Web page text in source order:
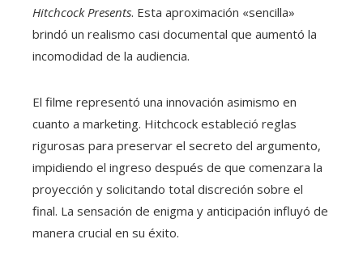
Hitchcock Presents. Esta aproximación «sencilla»
brindó un realismo casi documental que aumentó la
incomodidad de la audiencia.
El filme representó una innovación asimismo en
cuanto a marketing. Hitchcock estableció reglas
rigurosas para preservar el secreto del argumento,
impidiendo el ingreso después de que comenzara la
proyección y solicitando total discreción sobre el
final. La sensación de enigma y anticipación influyó de
manera crucial en su éxito.